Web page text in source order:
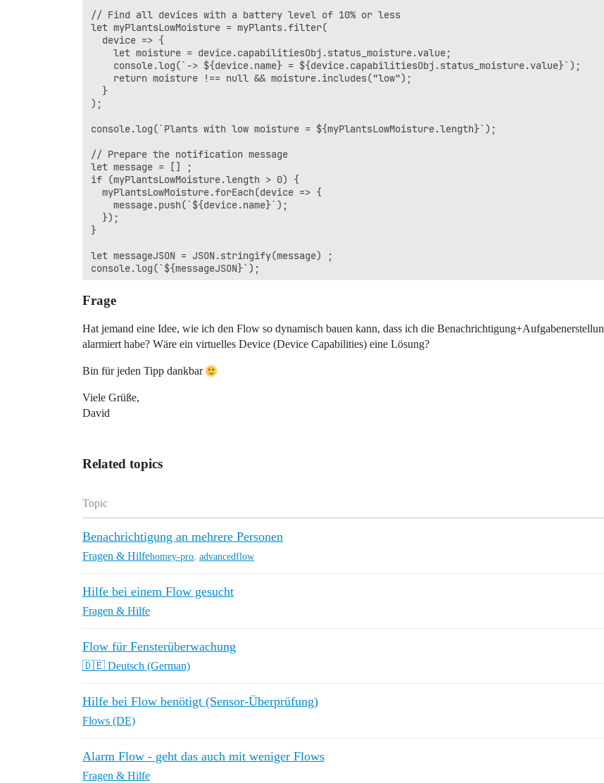
// Find all devices with a battery level of 10% or less
let myPlantsLowMoisture = myPlants.filter(
  device => {
    let moisture = device.capabilitiesObj.status_moisture.value;
    console.log(`-> ${device.name} = ${device.capabilitiesObj.status_moisture.value}`);
    return moisture !== null && moisture.includes("low");
  }
);
console.log(`Plants with low moisture = ${myPlantsLowMoisture.length}`);
// Prepare the notification message
let message = [] ;
if (myPlantsLowMoisture.length > 0) {
  myPlantsLowMoisture.forEach(device => {
    message.push(`${device.name}`);
  });
}
let messageJSON = JSON.stringify(message) ;
console.log(`${messageJSON}`);
await tag('Plants Low Moisture', message);
// This return value is for confirmation and is not used in the flow
Frage
Hat jemand eine Idee, wie ich den Flow so dynamisch bauen kann, dass ich die
alarmiert habe? Wäre ein virtuelles Device (Device Capabilities) eine Lösung?
Bin für jeden Tipp dankbar
Viele Grüße,
David
Related topics
Topic
Benachrichtigung an mehrere Personen
Fragen & Hilfehomey-pro advancedflow
Hilfe bei einem Flow gesucht
Fragen & Hilfe
Flow für Fensterüberwachung
🇩🇪 Deutsch (German)
Hilfe bei Flow benötigt (Sensor-Überprüfung)
Flows (DE)
Alarm Flow - geht das auch mit weniger Flows
Fragen & Hilfe